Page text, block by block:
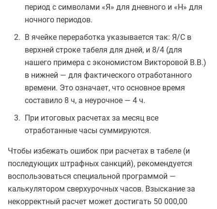
период с символами «Я» для дневного и «Н» для
ночного периодов.
В ячейке переработка указывается так: Я/С в
верхней строке табеля для дней, и 8/4 (для
нашего примера с экономистом Викторовой В.В.)
в нижней — для фактического отработанного
времени. Это означает, что основное время
составило 8 ч, а неурочное — 4 ч.
При итоговых расчетах за месяц все
отработанные часы суммируются.
Чтобы избежать ошибок при расчетах в табеле (и
последующих штрафных санкций), рекомендуется
воспользоваться специальной программой —
калькулятором сверхурочных часов. Взыскание за
некорректный расчет может достигать 50 000,00